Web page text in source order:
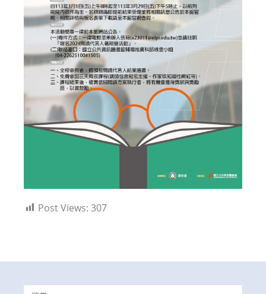
Post Views: 307
Search